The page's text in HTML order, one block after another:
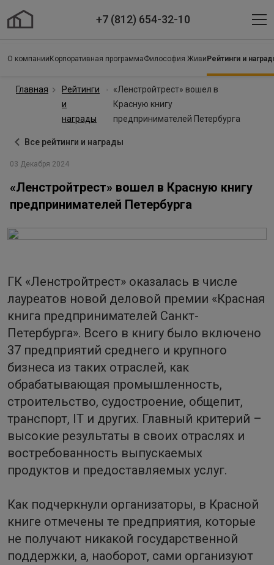
+7 (812) 654-32-10
О компании Корпоративная программаФилософия Живи Рейтинги и
Главная
Рейтинги
и
награды
«Ленстройтрест» вошел в
Красную книгу
предпринимателей Петербурга
Все рейтинги и награды
03 Декабря 2024
«Ленстройтрест» вошел в Красную книгу
предпринимателей Петербурга
ГК «Ленстройтрест» оказалась в числе
лауреатов новой деловой премии «Красная
книга предпринимателей Санкт-
Петербурга». Всего в книгу было включено
37 предприятий среднего и крупного
бизнеса из таких отраслей, как
обрабатывающая промышленность,
строительство, судостроение, общепит,
транспорт, IT и других. Главный критерий –
высокие результаты в своих отраслях и
востребованность выпускаемых
продуктов и предоставляемых услуг.
Как подчеркнули организаторы, в Красной
книге отмечены те предприятия, которые
не получают никакой государственной
поддержки, а, наоборот, сами организуют